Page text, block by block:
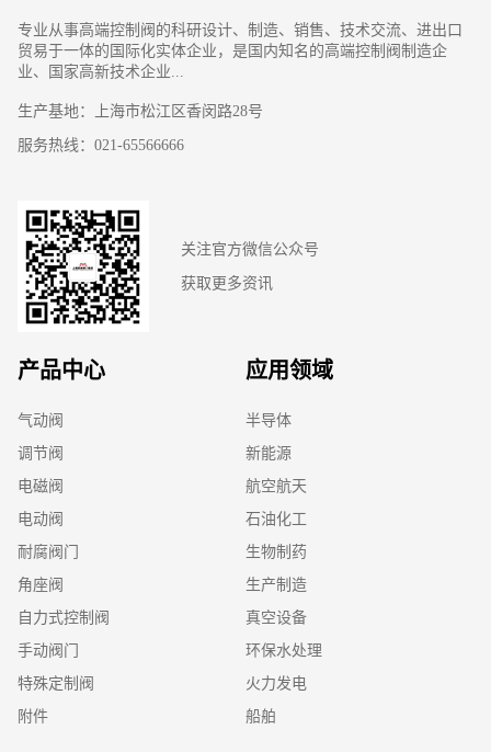
专业从事高端控制阀的科研设计、制造、销售、技术交流、进出口
贸易于一体的国际化实体企业，是国内知名的高端控制阀制造企
业、国家高新技术企业...
生产基地：上海市松江区香闵路28号
服务热线：021-65566666
关注官方微信公众号
获取更多资讯
产品中心
气动阀
调节阀
电磁阀
电动阀
耐腐阀门
角座阀
自力式控制阀
手动阀门
特殊定制阀
附件
应用领域
半导体
新能源
航空航天
石油化工
生物制药
生产制造
真空设备
环保水处理
火力发电
船舶